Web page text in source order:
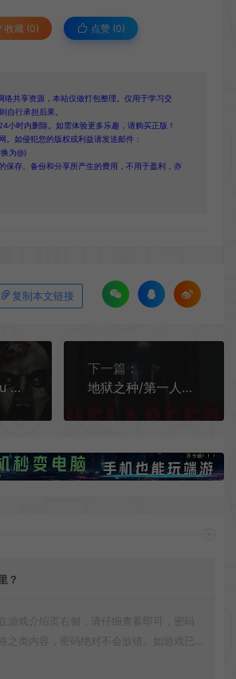
收藏 (0) 点赞 (0)
络共享资源，本站仅做打包整理。仅用于学习交
自行承担后果。
小时内删除。如需体验更多乐趣，请购买正版！
。如侵犯您的版权或利益请发送邮件：
为@)
保存、备份和分享所产生的费用，不用于盈利，亦
复制本文链接
今夜你会死(You Will Die Here Tonight)复古俯视角恐怖生存游戏|下载
下一篇：
地狱之种/第一人称恐怖冒险游戏 HELLSEED 下载
？
游戏介绍页右侧，请仔细查看即可，密码
之类内容，密码绝对不会放错。如游戏已